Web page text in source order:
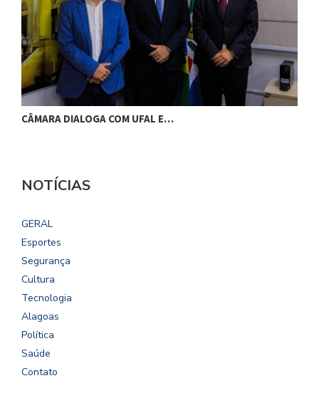
CÂMARA DIALOGA COM UFAL E…
NOTÍCIAS
GERAL
Esportes
Segurança
Cultura
Tecnologia
Alagoas
Política
Saúde
Contato